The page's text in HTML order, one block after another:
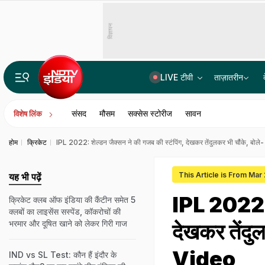
विज्ञापन
LIVE टीवी ताज़ातरीन
विशेष लिंक संसद मौसम सक्सेस स्टोरीज सावन
होम क्रिकेट IPL 2022: शेल्डन जैक्सन ने की गजब की स्टंपिंग, देखकर तेंदुलकर भी चौंके,
This Article is From Mar
IPL
देखकर
Video
यह भी पढ़ें
क्रिकेट क्लब ऑफ इंडिया की कैंटीन समेत 5
क्लबों का लाइसेंस सस्पेंड, कॉकरोचों की
भरमार और दूषित खाने को लेकर गिरी गाज
IND vs SL Test: कौन हैं इंदौर के